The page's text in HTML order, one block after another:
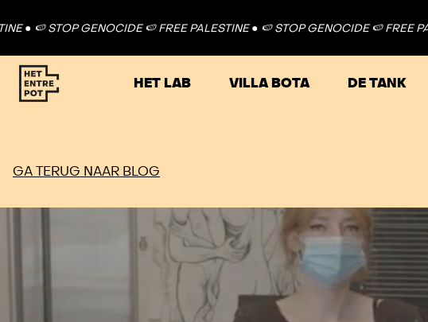
GENOCIDE 🍉 FREE PALESTINE ● 🍉 STOP GENOCIDE 🍉 FREE PALESTINE
HET LAB VILLA BOTA DE TANK
GA TERUG NAAR BLOG